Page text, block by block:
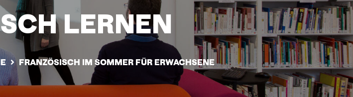
LERNEN
FRANZÖSISCH IM SOMMER FÜR ERWACHSENE